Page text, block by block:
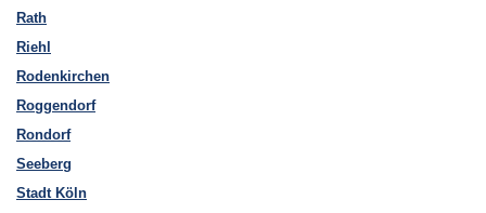
Rath
Riehl
Rodenkirchen
Roggendorf
Rondorf
Seeberg
Stadt Köln